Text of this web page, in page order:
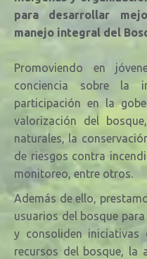
para desarrollar
manejo integral del
Promoviendo en
conciencia sobre la
participación en la
valorización del
naturales, la
de riesgos contra
monitoreo, entre otros.
Además de ello,
usuarios del bosque
y consoliden iniciativas
recursos del bosque, la